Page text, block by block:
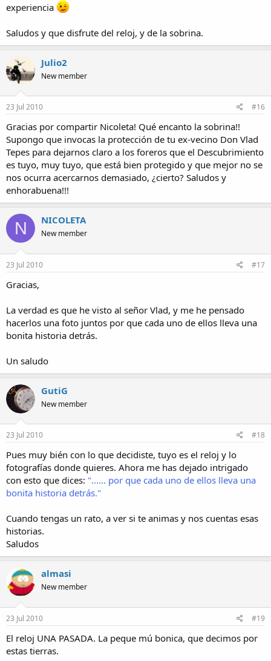
experiencia
Saludos y que disfrute del reloj, y de la sobrina.
Julio2
New member
23 Jul 2010 #16
Gracias por compartir Nicoleta! Qué encanto la sobrina!!
Supongo que invocas la protección de tu ex-vecino Don Vlad
Tepes para dejarnos claro a los foreros que el Descubrimiento
es tuyo, muy tuyo, que está bien protegido y que mejor no se
nos ocurra acercarnos demasiado, ¿cierto? Saludos y
enhorabuena!!!
N NICOLETA
New member
23 Jul 2010 #17
Gracias,
La verdad es que he visto al señor Vlad, y me he pensado
hacerlos una foto juntos por que cada uno de ellos lleva una
bonita historia detrás.
Un saludo
GutiG
New member
23 Jul 2010 #18
Pues muy bién con lo que decidiste, tuyo es el reloj y lo
fotografías donde quieres. Ahora me has dejado intrigado
con esto que dices: "...... por que cada uno de ellos lleva una
bonita historia detrás."
Cuando tengas un rato, a ver si te animas y nos cuentas esas
historias.
Saludos
almasi
New member
23 Jul 2010 #19
El reloj UNA PASADA. La peque mú bonica, que decimos por
estas tierras.